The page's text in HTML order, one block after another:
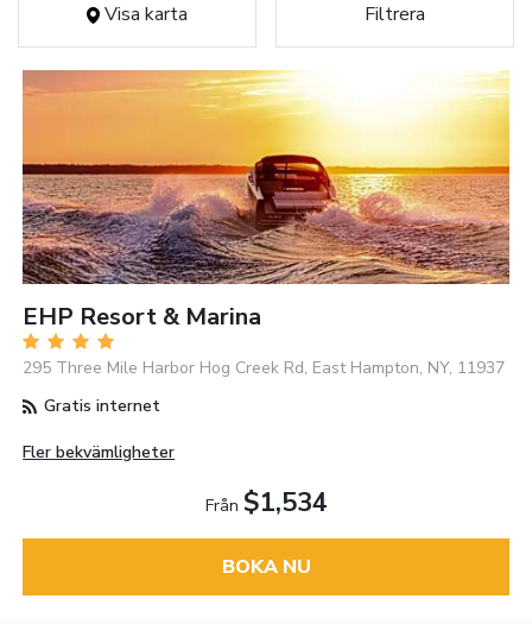
Visa karta Filtrera
EHP Resort & Marina
295 Three Mile Harbor Hog Creek Rd, East Hampton, NY, 11937
Gratis internet
Fler bekvämligheter
Från $1,534
BOKA NU